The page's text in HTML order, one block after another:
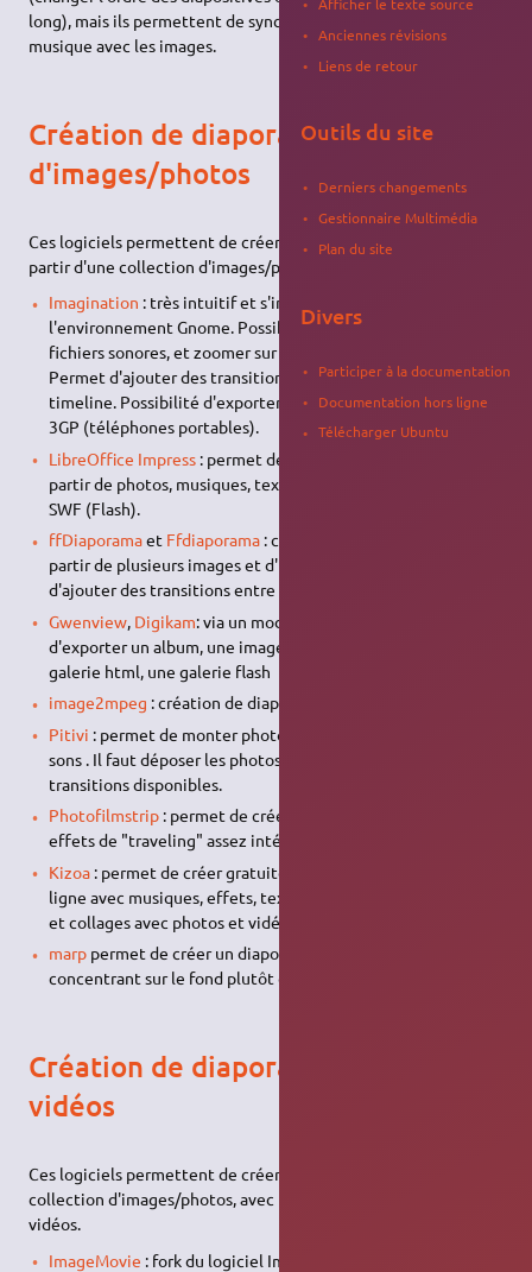
long), mais ils permettent de synchroniser exactement la
musique avec les images.
Création de diaporama
d'images/photos
Ces logiciels permettent de créer un fichier (film, flash, etc.) à
partir d'une collection d'images/photos.
Imagination : très intuitif et s'intègre bien à
l'environnement Gnome. Possibilité d'enchainer plusieurs
fichiers sonores, et zoomer sur plusieurs points de l'image.
Permet d'ajouter des transitions entre les images. Pas de
timeline. Possibilité d'exporter en VOB, OGV, FLV (Flash),
3GP (téléphones portables).
LibreOffice Impress: permet de créer un diaporama ODP à
partir de photos, musiques, textes. Possibilité d'exporter en
SWF (Flash).
ffDiaporamaet Ffdiaporama: création de diaporama vidéo, à
partir de plusieurs images et d'une bande son. Permet
d'ajouter des transitions entre les images.
Gwenview, Digikam: via un module externe (kipi), permet
d'exporter un album, une image vers un album web, une
galerie html, une galerie flash
image2mpeg : création de diaporama en ligne de commande.
Pitivi : permet de monter photos, vidéos (non obligatoire) et
sons . Il faut déposer les photos sur une timeline. Pas de
transitions disponibles.
Photofilmstrip: permet de créer des diaporamas avec des
effets de "traveling" assez intéressants.
Kizoa: permet de créer gratuitement des diaporamas en
ligne avec musiques, effets, textes, animations, transitions
et collages avec photos et vidéos.
marppermet de créer un diaporama simplement en se
concentrant sur le fond plutôt que la forme
Création de diaporama d'images et
vidéos
Ces logiciels permettent de créer un diaporama à partir d'une
collection d'images/photos, avec possibilité d'inclure des
vidéos.
ImageMovie : fork du logiciel Imagination permettant
Anciennes révisions
Liens de retour
Outils du site
Derniers changements
Gestionnaire Multimédia
Plan du site
Divers
Participer à la documentation
Documentation hors ligne
Télécharger Ubuntu